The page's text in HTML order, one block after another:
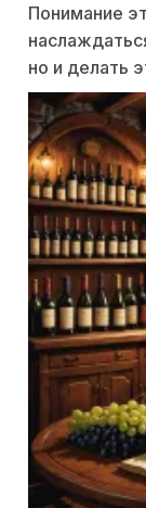
Понимание
но и делать